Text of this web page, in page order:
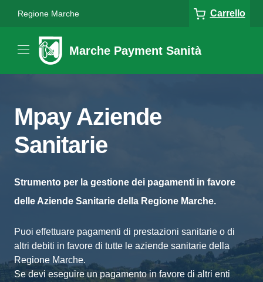
Regione Marche Carrello
Marche Payment Sanità
Mpay Aziende
Sanitarie
Strumento per la gestione dei pagamenti in favore
delle Aziende Sanitarie della Regione Marche.
Puoi effettuare pagamenti di prestazioni sanitarie o di
altri debiti in favore di tutte le aziende sanitarie della
Regione Marche.
Se devi eseguire un pagamento in favore di altri enti